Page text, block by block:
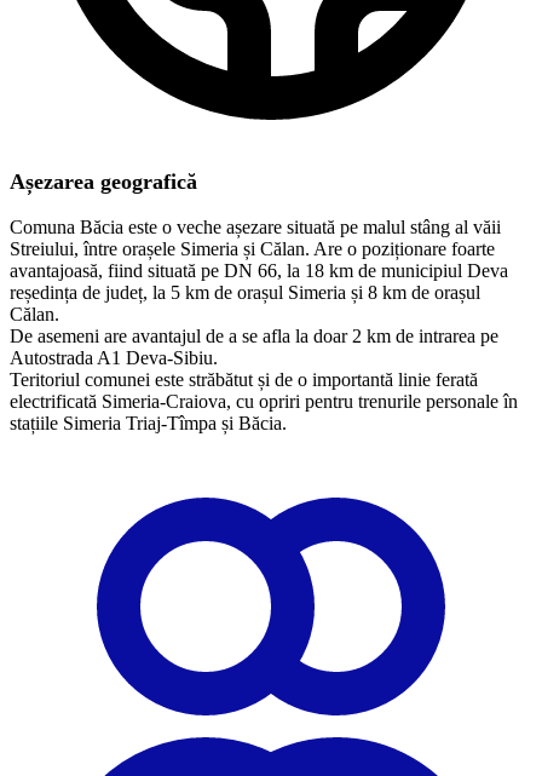
Așezarea geografică
Comuna Băcia este o veche așezare situată pe malul stâng al văii
Streiului, între orașele Simeria și Călan. Are o poziționare foarte
avantajoasă, fiind situată pe DN 66, la 18 km de municipiul Deva
reședința de județ, la 5 km de orașul Simeria și 8 km de orașul
Călan.
De asemeni are avantajul de a se afla la doar 2 km de intrarea pe
Autostrada A1 Deva-Sibiu.
​Teritoriul comunei este străbătut și de o importantă linie ferată
electrificată Simeria-Craiova, cu opriri pentru trenurile personale în
stațiile Simeria Triaj-Tîmpa și Băcia.